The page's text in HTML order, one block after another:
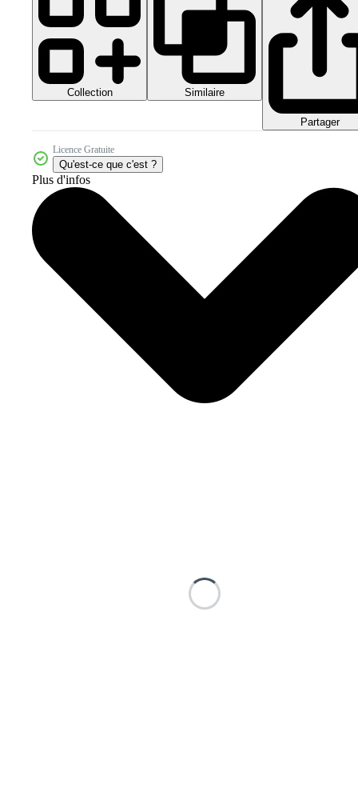
Collection Similaire
Partager
Licence Gratuite
Qu'est-ce que c'est ?
Plus d'infos